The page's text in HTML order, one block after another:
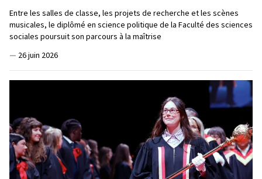
Entre les salles de classe, les projets de recherche et les scènes
musicales, le diplômé en science politique de la Faculté des sciences
sociales poursuit son parcours à la maîtrise
— 26 juin 2026